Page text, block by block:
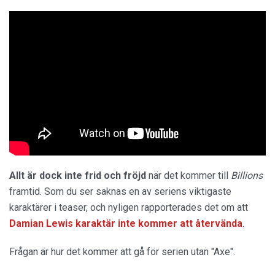
Allt är dock inte frid och fröjd när det kommer till Billions
framtid. Som du ser saknas en av seriens viktigaste
karaktärer i teaser, och nyligen rapporterades det om att
Damian Lewis karaktär inte kommer att återvända.
Frågan är hur det kommer att gå för serien utan "Axe".